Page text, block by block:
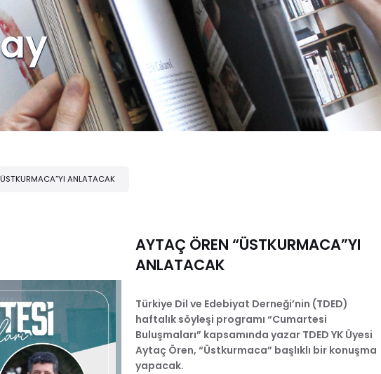
ANLATACAK
AYTAÇ ÖREN “ÜSTKURMACA”YI
ANLATACAK
Türkiye Dil ve Edebiyat Derneği’nin (TDED)
haftalık söyleşi programı “Cumartesi
Buluşmaları” kapsamında yazar TDED YK Üyesi
Aytaç Ören, “Üstkurmaca” başlıklı bir konuşma
yapacak.